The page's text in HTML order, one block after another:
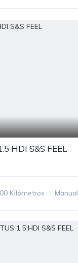
HDI S&S FEEL
Kilómetros Manual